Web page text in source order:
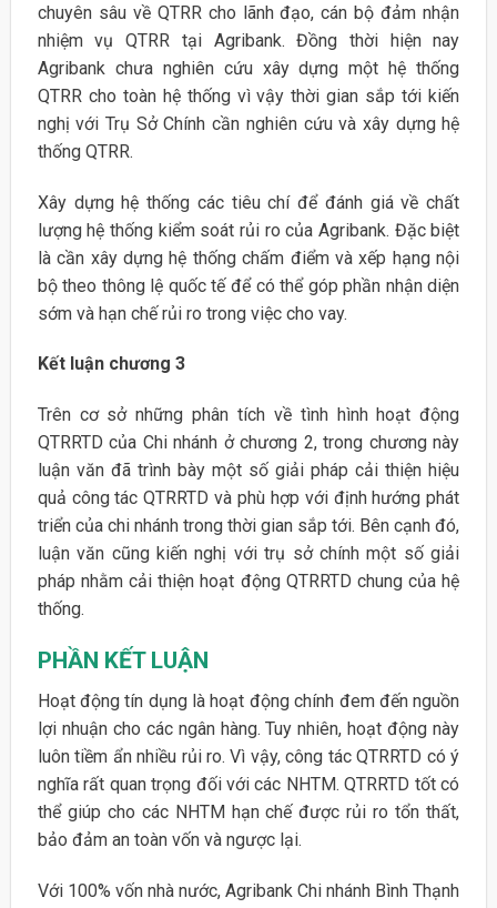
chuyên sâu về QTRR cho lãnh đạo, cán bộ đảm nhận
nhiệm vụ QTRR tại Agribank. Đồng thời hiện nay
Agribank chưa nghiên cứu xây dựng một hệ thống
QTRR cho toàn hệ thống vì vậy thời gian sắp tới kiến
nghị với Trụ Sở Chính cần nghiên cứu và xây dựng hệ
thống QTRR.
Xây dựng hệ thống các tiêu chí để đánh giá về chất
lượng hệ thống kiểm soát rủi ro của Agribank. Đặc biệt
là cần xây dựng hệ thống chấm điểm và xếp hạng nội
bộ theo thông lệ quốc tế để có thể góp phần nhận diện
sớm và hạn chế rủi ro trong việc cho vay.
Kết luận chương 3
Trên cơ sở những phân tích về tình hình hoạt động
QTRRTD của Chi nhánh ở chương 2, trong chương này
luận văn đã trình bày một số giải pháp cải thiện hiệu
quả công tác QTRRTD và phù hợp với định hướng phát
triển của chi nhánh trong thời gian sắp tới. Bên cạnh đó,
luận văn cũng kiến nghị với trụ sở chính một số giải
pháp nhằm cải thiện hoạt động QTRRTD chung của hệ
thống.
PHẦN KẾT LUẬN
Hoạt động tín dụng là hoạt động chính đem đến nguồn
lợi nhuận cho các ngân hàng. Tuy nhiên, hoạt động này
luôn tiềm ẩn nhiều rủi ro. Vì vậy, công tác QTRRTD có ý
nghĩa rất quan trọng đối với các NHTM. QTRRTD tốt có
thể giúp cho các NHTM hạn chế được rủi ro tổn thất,
bảo đảm an toàn vốn và ngược lại.
Với 100% vốn nhà nước, Agribank Chi nhánh Bình Thạnh